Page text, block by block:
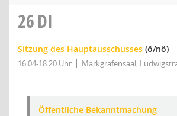
26DI
Sitzung des Hauptausschusses (ö/nö)
16:04-18:20 Uhr Markgrafensaal,
Öffentliche Bekanntmachung